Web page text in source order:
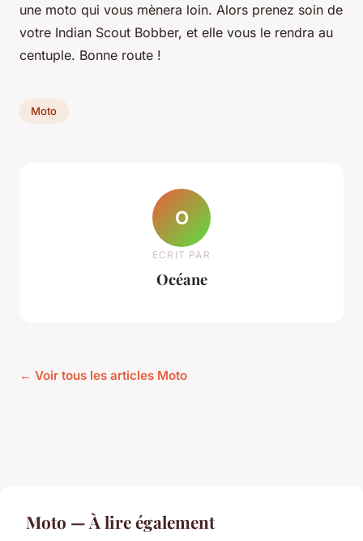
une moto qui vous mènera loin. Alors prenez soin de
votre Indian Scout Bobber, et elle vous le rendra au
centuple. Bonne route !
Moto
O
ECRIT PAR
Océane
← Voir tous les articles Moto
Moto — À lire également